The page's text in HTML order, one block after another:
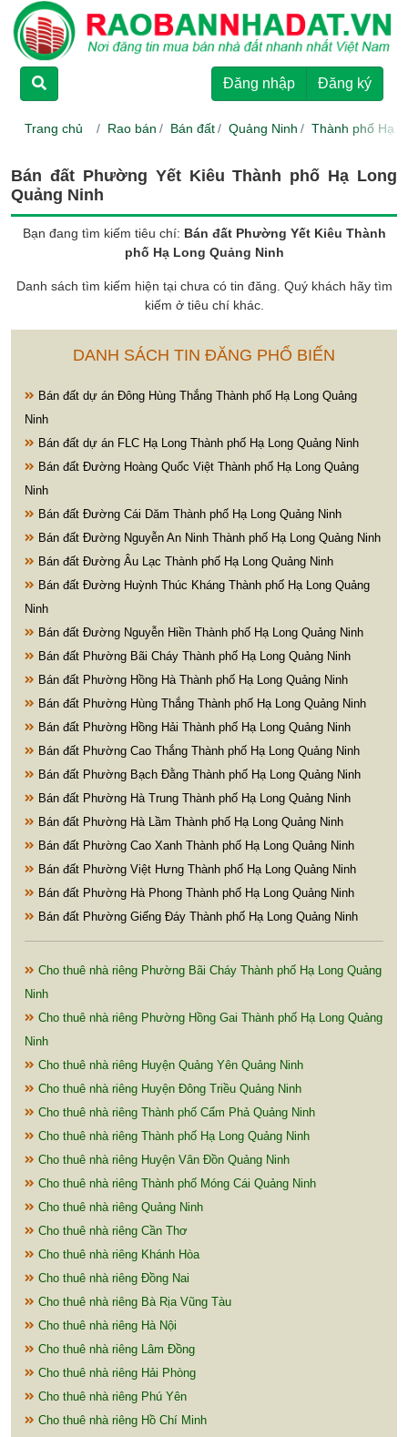
Đăng nhập Đăng ký
Trang chủ Rao bán Bán đất Quảng Ninh Thành phố Hạ
Bán đất Phường Yết Kiêu Thành phố Hạ Long
Quảng Ninh
Bạn đang tìm kiếm tiêu chí: Bán đất Phường Yết Kiêu Thành
phố Hạ Long Quảng Ninh
Danh sách tìm kiếm hiện tại chưa có tin đăng. Quý khách hãy tìm
kiếm ở tiêu chí khác.
DANH SÁCH TIN ĐĂNG PHỔ BIẾN
Bán đất dự án Đông Hùng Thắng Thành phố Hạ Long Quảng
Ninh
Bán đất dự án FLC Hạ Long Thành phố Hạ Long Quảng Ninh
Bán đất Đường Hoàng Quốc Việt Thành phố Hạ Long Quảng
Ninh
Bán đất Đường Cái Dăm Thành phố Hạ Long Quảng Ninh
Bán đất Đường Nguyễn An Ninh Thành phố Hạ Long Quảng Ninh
Bán đất Đường Âu Lạc Thành phố Hạ Long Quảng Ninh
Bán đất Đường Huỳnh Thúc Kháng Thành phố Hạ Long Quảng
Ninh
Bán đất Đường Nguyễn Hiền Thành phố Hạ Long Quảng Ninh
Bán đất Phường Bãi Cháy Thành phố Hạ Long Quảng Ninh
Bán đất Phường Hồng Hà Thành phố Hạ Long Quảng Ninh
Bán đất Phường Hùng Thắng Thành phố Hạ Long Quảng Ninh
Bán đất Phường Hồng Hải Thành phố Hạ Long Quảng Ninh
Bán đất Phường Cao Thắng Thành phố Hạ Long Quảng Ninh
Bán đất Phường Bạch Đằng Thành phố Hạ Long Quảng Ninh
Bán đất Phường Hà Trung Thành phố Hạ Long Quảng Ninh
Bán đất Phường Hà Lầm Thành phố Hạ Long Quảng Ninh
Bán đất Phường Cao Xanh Thành phố Hạ Long Quảng Ninh
Bán đất Phường Việt Hưng Thành phố Hạ Long Quảng Ninh
Bán đất Phường Hà Phong Thành phố Hạ Long Quảng Ninh
Bán đất Phường Giếng Đáy Thành phố Hạ Long Quảng Ninh
Cho thuê nhà riêng Phường Bãi Cháy Thành phố Hạ Long Quảng
Ninh
Cho thuê nhà riêng Phường Hồng Gai Thành phố Hạ Long Quảng
Ninh
Cho thuê nhà riêng Huyện Quảng Yên Quảng Ninh
Cho thuê nhà riêng Huyện Đông Triều Quảng Ninh
Cho thuê nhà riêng Thành phố Cẩm Phả Quảng Ninh
Cho thuê nhà riêng Thành phố Hạ Long Quảng Ninh
Cho thuê nhà riêng Huyện Vân Đồn Quảng Ninh
Cho thuê nhà riêng Thành phố Móng Cái Quảng Ninh
Cho thuê nhà riêng Quảng Ninh
Cho thuê nhà riêng Cần Thơ
Cho thuê nhà riêng Khánh Hòa
Cho thuê nhà riêng Đồng Nai
Cho thuê nhà riêng Bà Rịa Vũng Tàu
Cho thuê nhà riêng Hà Nội
Cho thuê nhà riêng Lâm Đồng
Cho thuê nhà riêng Hải Phòng
Cho thuê nhà riêng Phú Yên
Cho thuê nhà riêng Hồ Chí Minh
TRANG CHỦ
CHO THUÊ
DỰ ÁN
LIÊN HỆ